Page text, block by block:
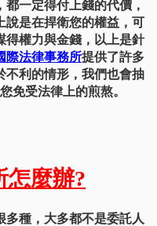
一定得付上錢的代價，
說是在捍衛您的權益，可
得權力與金錢，以上是針
際法律事務所提供了許多
不利的情形，我們也會抽
免受法律上的煎熬。
怎麼辦?
多種，大多都不是委託人